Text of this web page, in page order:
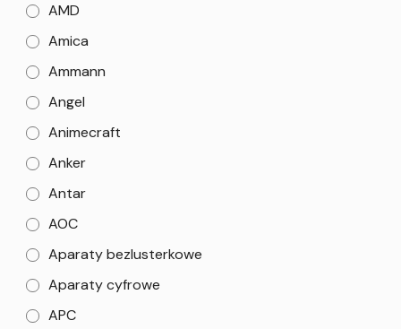
AMD
Amica
Ammann
Angel
Animecraft
Anker
Antar
AOC
Aparaty bezlusterkowe
Aparaty cyfrowe
APC